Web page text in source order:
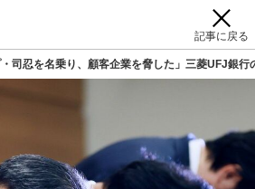
記事に戻る
司忍を名乗り、顧客企業を脅した」三菱UFJ銀